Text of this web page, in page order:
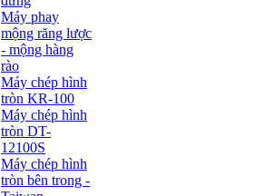
Máy phay
mộng răng lược
- mộng hàng
rào
Máy chép hình
tròn KR-100
Máy chép hình
tròn DT-
12100S
Máy chép hình
tròn bên trong -